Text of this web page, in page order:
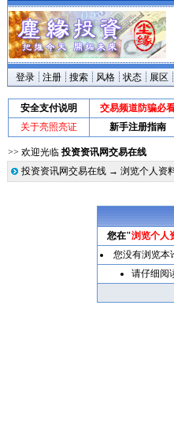
登录 注册 搜索 风格 状态 展区
安全支付说明 交易频道防骗必
关于亮照亮证
新手注册指南
>> 欢迎光临 投资资讯网交易在线
投资资讯网交易在线→ 浏览个人资
您在"浏览个人
您没有浏览本
请仔细阅